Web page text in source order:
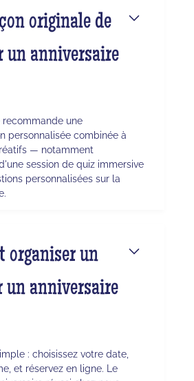
originale de
un anniversaire
une
personnalisée combinée à
— notamment
session de quiz immersive
personnalisées sur la
organiser un
un anniversaire
: choisissez votre date,
et réservez en ligne. Le